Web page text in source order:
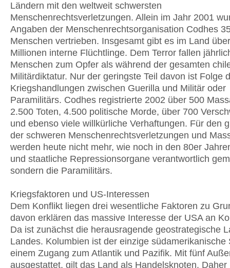
Ländern mit den weltweit schwersten
Menschenrechtsverletzungen. Allein im Jahr 2001
Angaben der Menschenrechtsorganisation Codhes
Menschen vertrieben. Insgesamt gibt es im Land
Millionen interne Flüchtlinge. Dem Terror fallen
Menschen zum Opfer als während der gesamten
Militärdiktatur. Nur der geringste Teil davon ist Folge
Kriegshandlungen zwischen Guerilla und Militär oder
Paramilitärs. Codhes registrierte 2002 über 500
2.500 Toten, 4.500 politische Morde, über 700
und ebenso viele willkürliche Verhaftungen. Für den
der schweren Menschenrechtsverletzungen und
werden heute nicht mehr, wie noch in den 80er
und staatliche Repressionsorgane verantwortlich
sondern die Paramilitärs.
Kriegsfaktoren und US-Interessen
Dem Konflikt liegen drei wesentliche Faktoren zu
davon erklären das massive Interesse der USA an
Da ist zunächst die herausragende geostrategische
Landes. Kolumbien ist der einzige südamerikanische
einem Zugang zum Atlantik und Pazifik. Mit fünf
ausgestattet, gilt das Land als Handelsknoten. Daher